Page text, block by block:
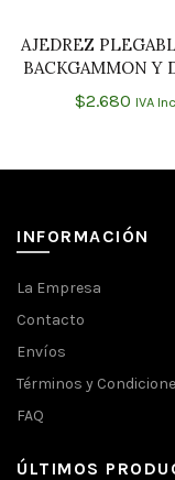
AÑADIR AL
AJEDREZ
BACKGAMMON Y
$2.680 IVA
INFORMACIÓN
La Empresa
Contacto
Envíos
Términos y
FAQ
ÚLTIMOS